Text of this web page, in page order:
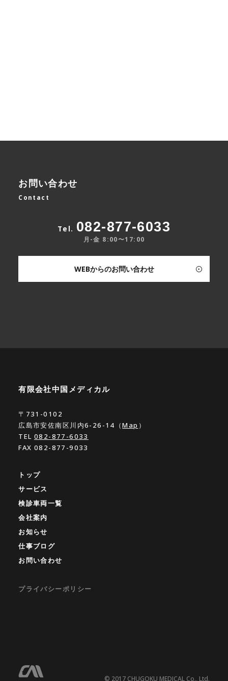
お問い合わせ
Contact
Tel. 082-877-6033
月-金 8:00〜17:00
WEBからのお問い合わせ
有限会社中国メディカル
〒731-0102
広島市安佐南区川内6-26-14（Map ）
TEL 082-877-6033
FAX 082-877-9033
トップ
サービス
検診車両一覧
会社案内
お知らせ
仕事ブログ
お問い合わせ
プライバシーポリシー
© 2017 CHUGOKU MEDICAL Co., Ltd.